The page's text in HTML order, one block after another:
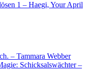
1 – Haegi, Your April
– Tammara Webber
Schicksalswächter –